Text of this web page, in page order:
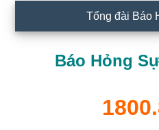
Tổng đài Báo
Báo Hỏng